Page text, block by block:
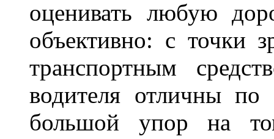
оценивать любую
объективно: с точки
транспортным
водителя отличны по
большой упор на